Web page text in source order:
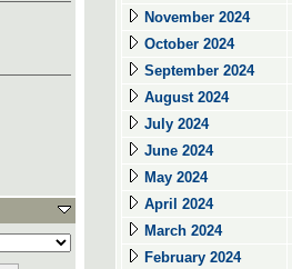
November 2024
October 2024
September 2024
August 2024
July 2024
June 2024
May 2024
April 2024
March 2024
February 2024